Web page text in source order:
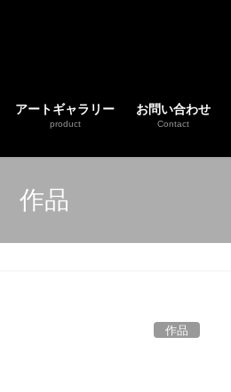
アートギャラリー
product
お問い合わせ
Contact
作品
作品